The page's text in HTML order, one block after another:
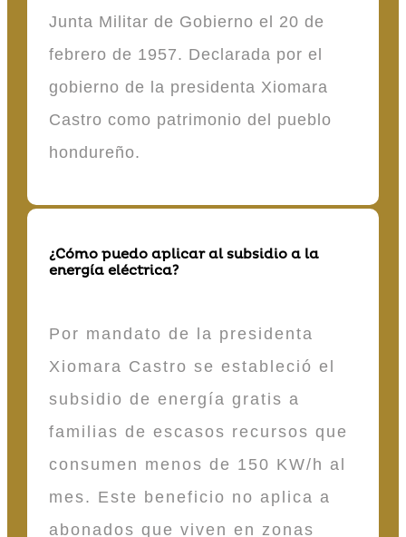
Junta Militar de Gobierno el 20 de
febrero de 1957. Declarada por el
gobierno de la presidenta Xiomara
Castro como patrimonio del pueblo
hondureño.
¿Cómo puedo aplicar al subsidio a la
energía eléctrica?
Por mandato de la presidenta
Xiomara Castro se estableció el
subsidio de energía gratis a
familias de escasos recursos que
consumen menos de 150 KW/h al
mes. Este beneficio no aplica a
abonados que viven en zonas